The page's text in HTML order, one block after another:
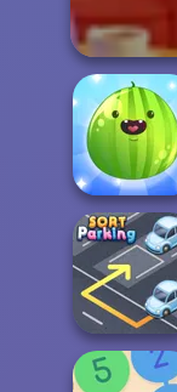
Put The Fruit
Together